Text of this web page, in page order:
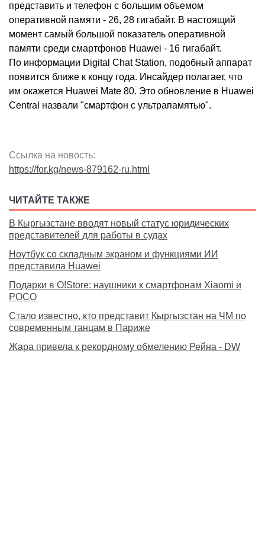
представить и телефон с большим объемом
оперативной памяти - 26, 28 гигабайт. В настоящий
момент самый большой показатель оперативной
памяти среди смартфонов Huawei - 16 гигабайт.
По информации Digital Chat Station, подобный аппарат
появится ближе к концу года. Инсайдер полагает, что
им окажется Huawei Mate 80. Это обновление в Huawei
Central назвали "смартфон с ультрапамятью".
Ссылка на новость:
https://for.kg/news-879162-ru.html
ЧИТАЙТЕ ТАКЖЕ
В Кыргызстане вводят новый статус юридических
представителей для работы в судах
Ноутбук со складным экраном и функциями ИИ
представила Huawei
Подарки в O!Store: наушники к смартфонам Xiaomi и
POCO
Стало известно, кто представит Кыргызстан на ЧМ по
современным танцам в Париже
Жара привела к рекордному обмелению Рейна - DW